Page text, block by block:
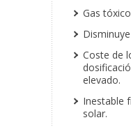
Gas
Coste de
elevado.
Inestable
solar.